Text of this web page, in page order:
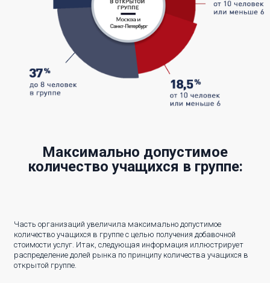
Максимально допустимое
количество учащихся в группе:
Часть организаций увеличила максимально допустимое
количество учащихся в группе с целью получения добавочной
стоимости услуг. Итак, следующая информация иллюстрирует
распределение долей рынка по принципу количества учащихся в
открытой группе.